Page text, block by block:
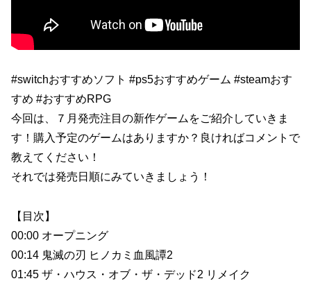
#switchおすすめソフト #ps5おすすめゲーム #steamおす
すめ #おすすめRPG
今回は、７月発売注目の新作ゲームをご紹介していきま
す！購入予定のゲームはありますか？良ければコメントで
教えてください！
それでは発売日順にみていきましょう！
【目次】
00:00 オープニング
00:14 鬼滅の刃 ヒノカミ血風譚2
01:45 ザ・ハウス・オブ・ザ・デッド2 リメイク